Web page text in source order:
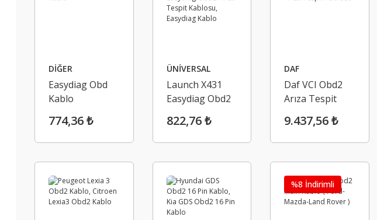
DİĞER
Easydiag Obd
Kablo
774,36 ₺
ÜNİVERSAL
Launch X431
Easydiag Obd2
Kablosu,
Easydiag Kablo
822,76 ₺
DAF
Daf VCI Obd2
Arıza Tespit
9.437,56 ₺
%8 İndirimli